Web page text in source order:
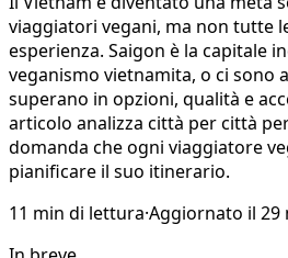
viaggiatori vegani, ma non tutte
esperienza. Saigon è la capitale
veganismo vietnamita, o ci sono
superano in opzioni, qualità e
articolo analizza città per città
domanda che ogni viaggiatore
pianificare il suo itinerario.
11 min di lettura·Aggiornato il 29